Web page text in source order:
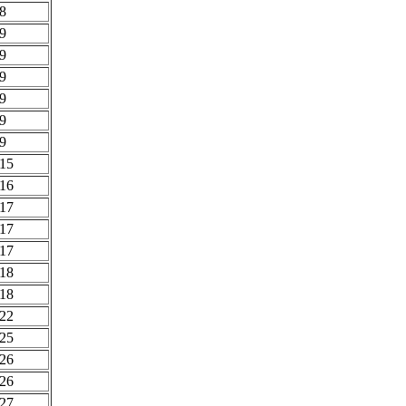
8
9
9
9
9
9
9
15
16
17
17
17
18
18
22
25
26
26